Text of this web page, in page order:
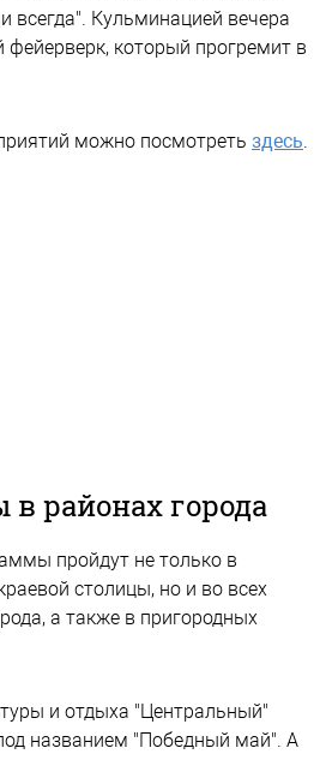
всегда". Кульминацией вечера
фейерверк, который прогремит в
можно посмотреть здесь.
районах города
пройдут не только в
столицы, но и во всех
а также в пригородных
и отдыха "Центральный"
названием "Победный май". А